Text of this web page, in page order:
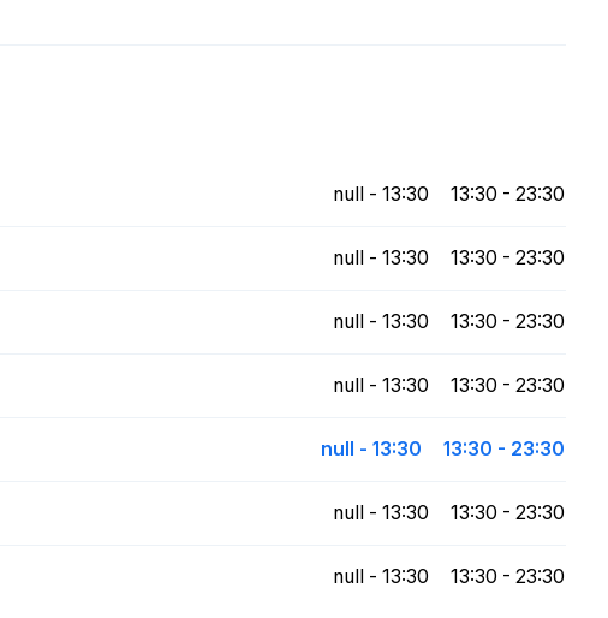
null - 13:30 13:30 - 23:30
null - 13:30 13:30 - 23:30
null - 13:30 13:30 - 23:30
null - 13:30 13:30 - 23:30
null - 13:30 13:30 - 23:30
null - 13:30 13:30 - 23:30
null - 13:30 13:30 - 23:30